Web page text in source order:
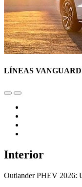
LÍNEAS
Interior
Outlander PHEV 2026: